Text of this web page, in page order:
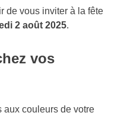
de vous inviter à la fête
2 août 2025.
vos
aux couleurs de votre